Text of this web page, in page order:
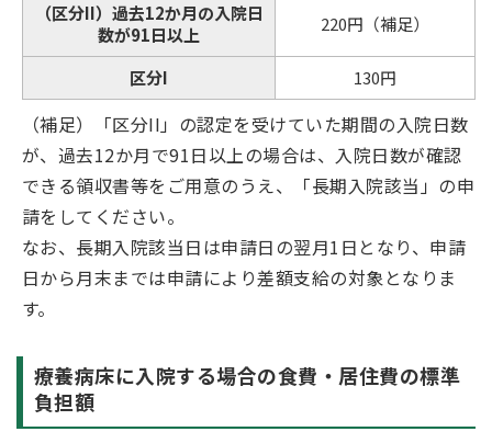
（区分II）過去12か月の入院日
数が91日以上
220円（補足）
区分I 130円
（補足）「区分II」の認定を受けていた期間の入院日数
が、過去12か月で91日以上の場合は、入院日数が確認
できる領収書等をご用意のうえ、「長期入院該当」の申
請をしてください。
なお、長期入院該当日は申請日の翌月1日となり、申請
日から月末までは申請により差額支給の対象となりま
す。
療養病床に入院する場合の食費・居住費の標準
負担額